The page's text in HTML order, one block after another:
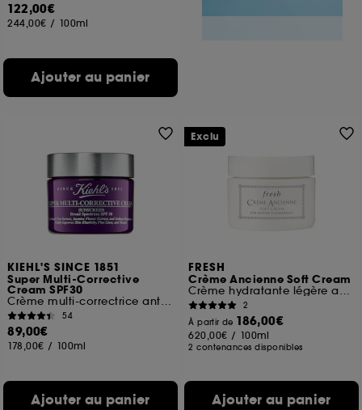
122,00€
244,00€ / 100ml
Ajouter au panier
KIEHL'S SINCE 1851
Super Multi-Corrective
Cream SPF30
Crème multi-correctrice anti-âge SPF30
54
89,00€
178,00€ / 100ml
Ajouter au panier
FRESH
Crème Ancienne Soft Cream
Crème hydratante légère anti-âge
2
À partir de 186,00€
620,00€ / 100ml
2 contenances disponibles
Ajouter au panier
Exclu